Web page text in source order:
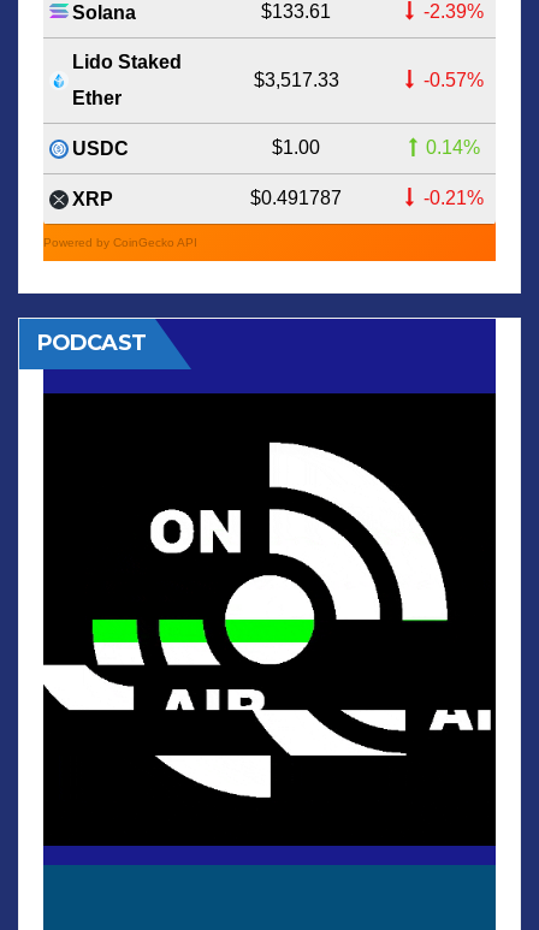
Solana $133.61 -2.39%
Lido Staked
Ether
$3,517.33 -0.57%
USDC $1.00 0.14%
XRP $0.491787 -0.21%
Powered by CoinGecko API
PODCAST